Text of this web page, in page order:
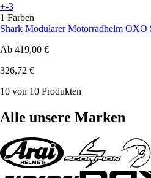
+-3
1 Farben
Shark Modularer Motorradhelm OXO
Ab 419,00 €
326,72 €
10 von 10 Produkten
Alle unsere Marken